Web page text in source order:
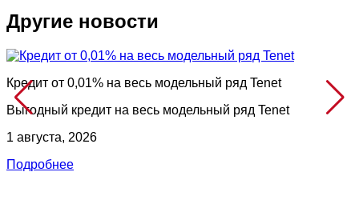
Другие новости
Кредит от 0,01% на весь модельный ряд Tenet
Выгодный кредит на весь модельный ряд Tenet
1 августа, 2026
Подробнее